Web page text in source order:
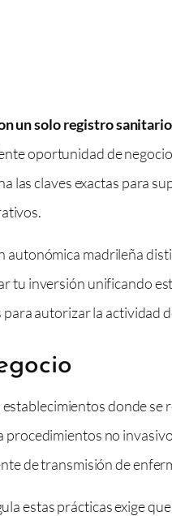
un solo registro sanitario
oportunidad de
claves exactas para
autonómica madrileña
tu inversión unificando
autorizar la actividad
donde
no
de transmisión de
estas prácticas exige